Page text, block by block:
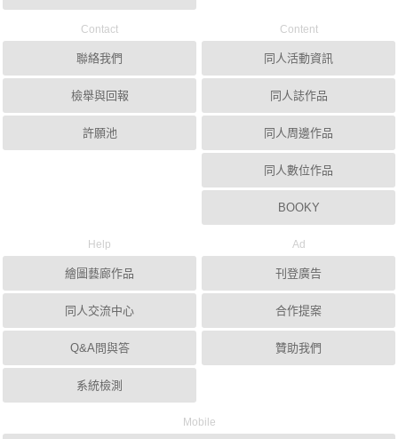
Contact
聯絡我們
檢舉與回報
許願池
Content
同人活動資訊
同人誌作品
同人周邊作品
同人數位作品
BOOKY
Help
繪圖藝廊作品
同人交流中心
Q&A問與答
系統檢測
Ad
刊登廣告
合作提案
贊助我們
Mobile